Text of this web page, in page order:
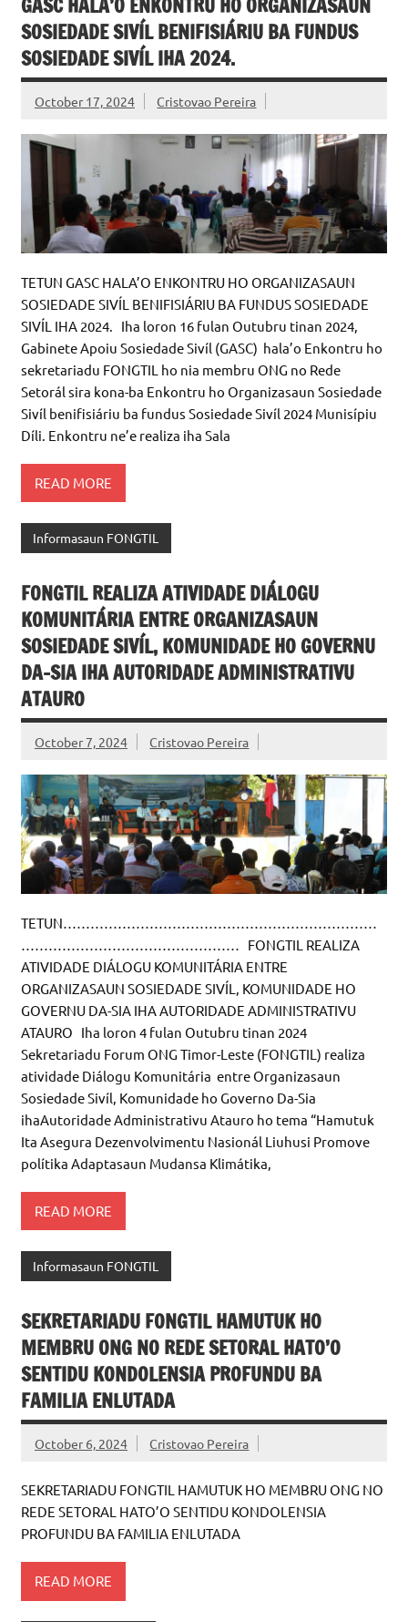
GASC HALA’O ENKONTRU HO ORGANIZASAUN
SOSIEDADE SIVÍL BENIFISIÁRIU BA FUNDUS
SOSIEDADE SIVÍL IHA 2024.
October 17, 2024 Cristovao Pereira
TETUN GASC HALA’O ENKONTRU HO ORGANIZASAUN
SOSIEDADE SIVÍL BENIFISIÁRIU BA FUNDUS SOSIEDADE
SIVÍL IHA 2024. Iha loron 16 fulan Outubru tinan 2024,
Gabinete Apoiu Sosiedade Sivíl (GASC) hala’o Enkontru ho
sekretariadu FONGTIL ho nia membru ONG no Rede
Setorál sira kona-ba Enkontru ho Organizasaun Sosiedade
READ MORE
FONGTIL REALIZA ATIVIDADE DIÁLOGU
KOMUNITÁRIA ENTRE ORGANIZASAUN
SOSIEDADE SIVÍL, KOMUNIDADE HO GOVERNU
DA-SIA IHA AUTORIDADE ADMINISTRATIVU
ATAURO
October 7, 2024 Cristovao Pereira
TETUN……………………………………………………………
………………………………………… FONGTIL REALIZA
ATIVIDADE DIÁLOGU KOMUNITÁRIA ENTRE
ORGANIZASAUN SOSIEDADE SIVÍL, KOMUNIDADE HO
GOVERNU DA-SIA IHA AUTORIDADE ADMINISTRATIVU
ATAURO Iha loron 4 fulan Outubru tinan 2024
Sekretariadu Forum ONG Timor-Leste (FONGTIL) realiza
atividade Diálogu Komunitária entre Organizasaun
Sosiedade Sivíl, Komunidade ho Governo Da-Sia
ihaAutoridade Administrativu Atauro ho tema “Hamutuk
READ MORE
SEKRETARIADU FONGTIL HAMUTUK HO
MEMBRU ONG NO REDE SETORAL HATO’O
SENTIDU KONDOLENSIA PROFUNDU BA
FAMILIA ENLUTADA
October 6, 2024 Cristovao Pereira
SEKRETARIADU FONGTIL HAMUTUK HO MEMBRU ONG NO